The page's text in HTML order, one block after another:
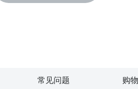
常见问题 购